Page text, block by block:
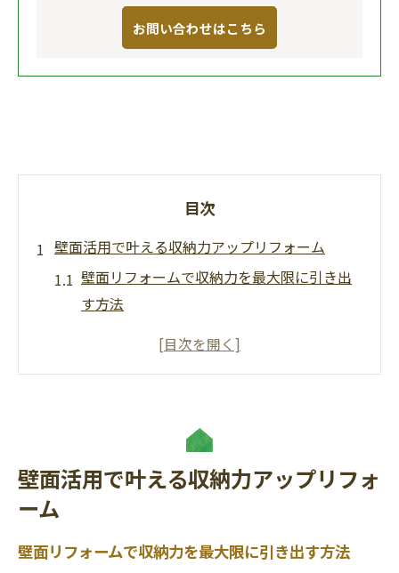
お問い合わせはこちら
目次
壁面活用で叶える収納力アップリフォーム
壁面リフォームで収納力を最大限に引き出
す方法
デッドスペースを活かす壁面収納リフォー
壁埋め込み収納リフォームのメリットと注
意点
収納リフォームの成功に必要なポイントを解説
壁面活用で叶える収納力アップリフォ
ーム
壁面リフォームで収納力を最大限に引き出す方法